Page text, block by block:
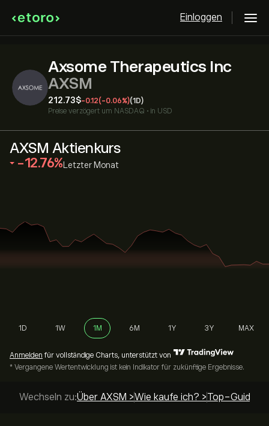
Einloggen
Axsome Therapeutics Inc
AXSM
212.73‎$‎-0.12(-0.06%)(1D)
Preise verzögert um NASDAQ • in USD
AXSM Aktienkurs
‎-12.76‎ Letzter Monat
1D 1W 1M 6M 1Y 3Y MAX
Anmelden für vollständige Charts, unterstützt von
* Vergangene Wertentwicklung ist kein Indikator für zukünftige Ergebnisse.
Wechseln zu:Über AXSM >Wie kaufe ich? >Top-Guides >